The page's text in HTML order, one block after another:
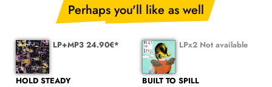
Perhaps you'll like as well
LP+MP3 24.90€*
HOLD STEADY
LPx2 Not available
BUILT TO SPILL